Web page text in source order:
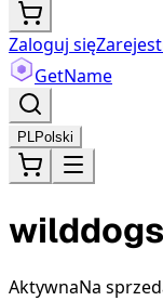
Zaloguj się
GetName
PLPolski
AktywnaNa